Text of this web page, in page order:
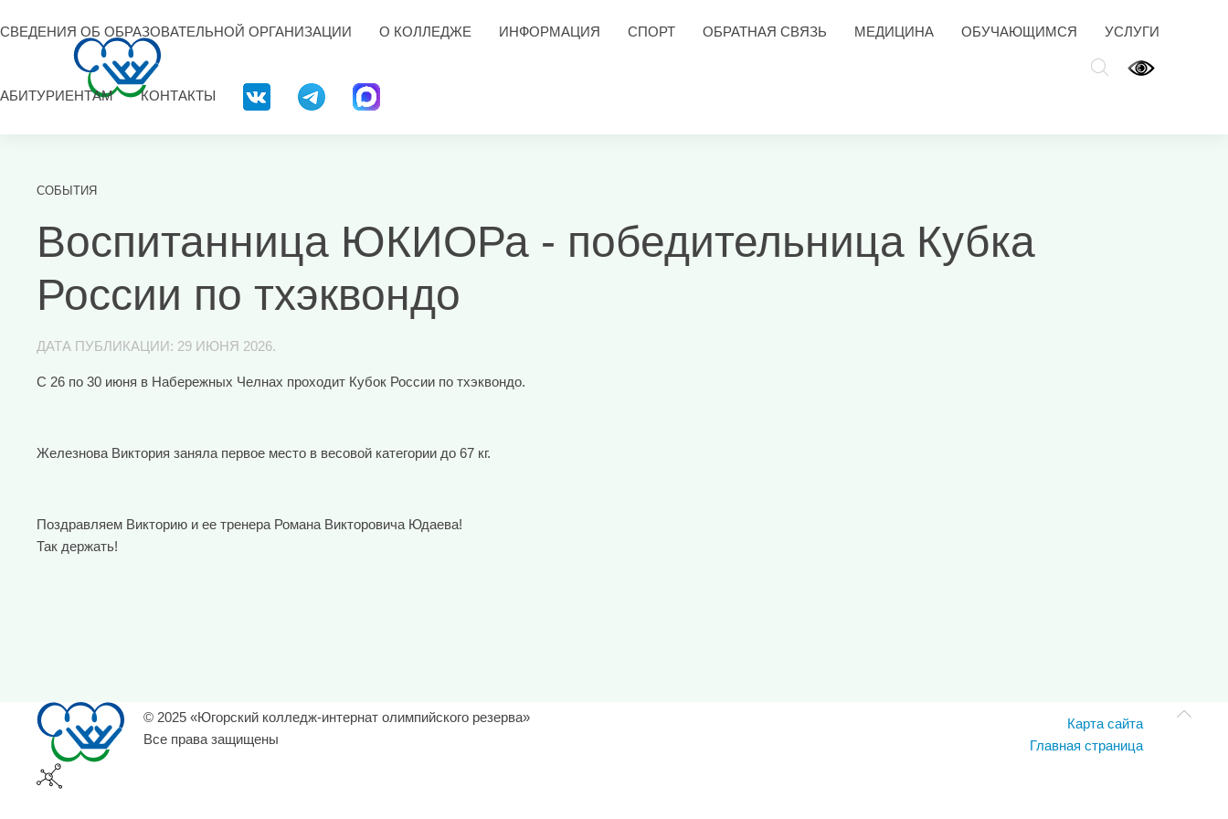
СВЕДЕНИЯ ОБ ОБРАЗОВАТЕЛЬНОЙ ОРГАНИЗАЦИИ О КОЛЛЕДЖЕ ИНФОРМАЦИЯ СПОРТ ОБРАТНАЯ СВЯЗЬ МЕДИЦИНА ОБУЧАЮЩИМСЯ УСЛУГИ
АБИТУРИЕНТАМ КОНТАКТЫ
СОБЫТИЯ
Воспитанница ЮКИОРа - победительница Кубка
России по тхэквондо
ДАТА ПУБЛИКАЦИИ: 29 ИЮНЯ 2026.
С 26 по 30 июня в Набережных Челнах проходит Кубок России по тхэквондо.
Железнова Виктория заняла первое место в весовой категории до 67 кг.
Поздравляем Викторию и ее тренера Романа Викторовича Юдаева!
Так держать!
© 2025 «Югорский колледж-интернат олимпийского резерва»
Все права защищены
Карта сайта
Главная страница